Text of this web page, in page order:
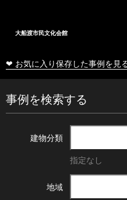
大船渡市民文化会館
❤ お気に入り保存した事例を見
事例を検索する
建物分類
指定なし
地域